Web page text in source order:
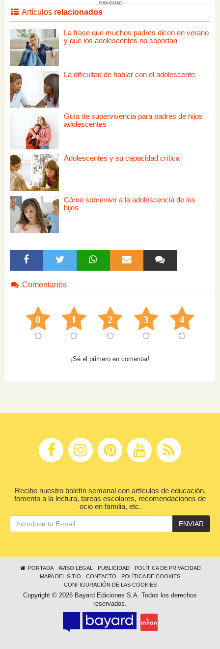
PUBLICIDAD
Artículos relacionados
La frase que muchos padres dicen en verano
y que los adolescentes no soportan
La dificultad de hablar con el adolescente
Guía de supervivencia para padres de hijos
adolescentes
Adolescentes y su capacidad crítica
Cómo sobrevivir a la adolescencia de los
hijos
Comentarios
0 1 2 3 4
¡Sé el primero en comentar!
Recibe nuestro boletín semanal con artículos de educación,
fomento a la lectura, tareas escolares, recomendaciones de
ocio en familia, etc.
ENVIAR
PORTADA AVISO LEGAL PUBLICIDAD
POLÍTICA DE PRIVACIDAD
MAPA DEL SITIO
CONTACTO
POLÍTICA DE COOKIES
CONFIGURACIÓN DE LAS COOKIES
Copyright © 2026 Bayard Ediciones S.A. Todos los derechos
reservados.